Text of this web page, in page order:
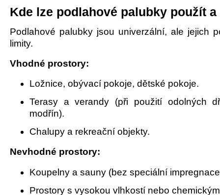
Kde lze podlahové palubky použít a
Podlahové palubky jsou univerzální, ale jejich
limity.
Vhodné prostory:
Ložnice, obývací pokoje, dětské pokoje.
Terasy a verandy (při použití odolných
modřín).
Chalupy a rekreační objekty.
Nevhodné prostory:
Koupelny a sauny (bez speciální
Prostory s vysokou vlhkostí nebo